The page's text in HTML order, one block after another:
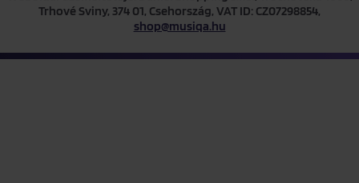
Trhové Sviny, 374 01, Csehország, VAT ID: CZ07298854,
shop@musiqa.hu